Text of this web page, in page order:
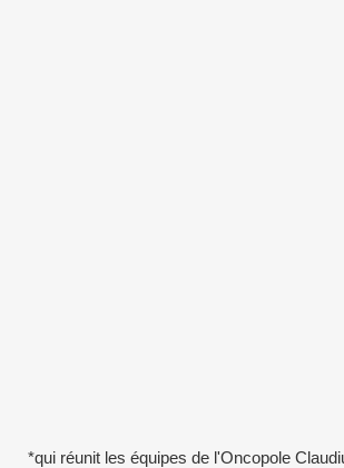
*qui réunit les équipes de l'Oncopole